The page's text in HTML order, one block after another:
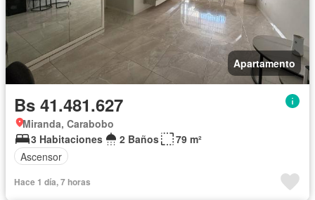
Apartamento
Bs 41.481.627
Miranda, Carabobo
3 Habitaciones
2 Baños
79 m²
Ascensor
Hace 1 día, 7 horas